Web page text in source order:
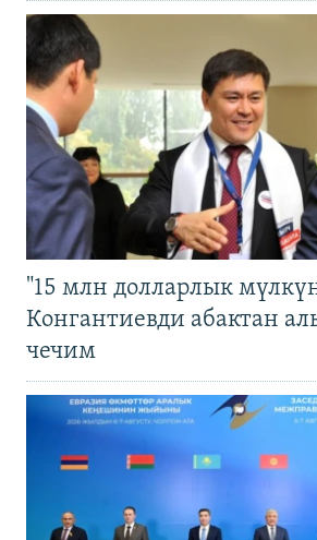
"15 млн долларлык
Конгантиевди абактан
чечим